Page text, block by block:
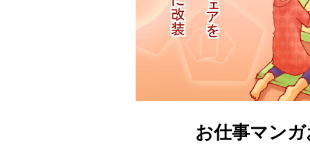
お仕事マン